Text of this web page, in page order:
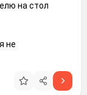
на стол
не